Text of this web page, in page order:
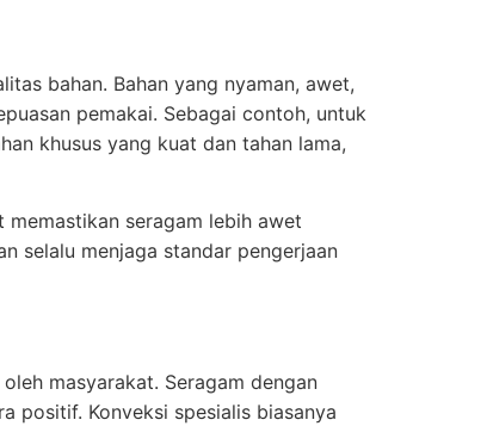
bahan. Bahan yang nyaman, awet,
pemakai. Sebagai contoh, untuk
khusus yang kuat dan tahan lama,
seragam lebih awet
selalu menjaga standar pengerjaan
masyarakat. Seragam dengan
positif. Konveksi spesialis biasanya